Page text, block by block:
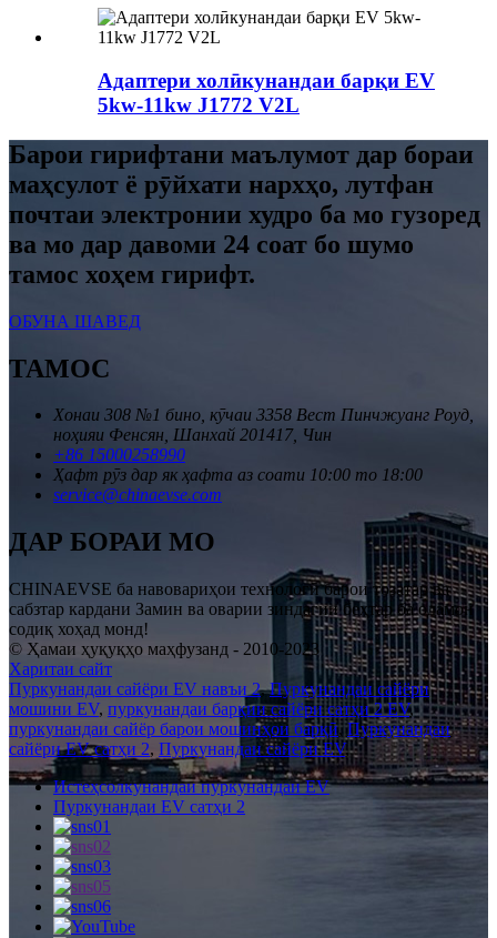
Адаптери холӣкунандаи барқи EV
5kw-11kw J1772 V2L
Барои гирифтани маълумот дар бораи
маҳсулот ё рӯйхати нархҳо, лутфан
почтаи электронии худро ба мо гузоред
ва мо дар давоми 24 соат бо шумо
тамос хоҳем гирифт.
ОБУНА ШАВЕД
ТАМОС
Хонаи 308 №1 бино, кӯчаи 3358 Вест Пинчжуанг Роуд,
ноҳияи Фенсян, Шанхай 201417, Чин
+86 15000258990
Ҳафт рӯз дар як ҳафта аз соати 10:00 то 18:00
service@chinaevse.com
ДАР БОРАИ МО
CHINAEVSE ба навовариҳои технологӣ барои тозатар ва
сабзтар кардани Замин ва оварии зиндагии беҳтар ба одамон
содиқ хоҳад монд!
© Ҳамаи ҳуқуқҳо маҳфузанд - 2010-2023
Харитаи сайт
Пуркунандаи сайёри EV навъи 2,Пуркунандаи сайёри
мошини EV, пуркунандаи барқии сайёри сатҳи 2 EV,
пуркунандаи сайёр барои мошинҳои барқӣ,Пуркунандаи
сайёри EV сатҳи 2, Пуркунандаи сайёри EV,
Истеҳсолкунандаи пуркунандаи EV
Пуркунандаи EV сатҳи 2